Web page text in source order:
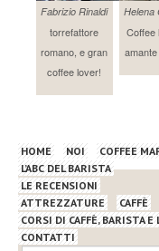
Fabrizio Rinaldi
torrefattore
romano, e gran
coffee lover!
Helena
Coffee
HOME NOI COFFEE
L’ABC DEL BARISTA
LE RECENSIONI
ATTREZZATURE
CAFFÈ
CORSI DI CAFFÈ, BARISTA
CONTATTI